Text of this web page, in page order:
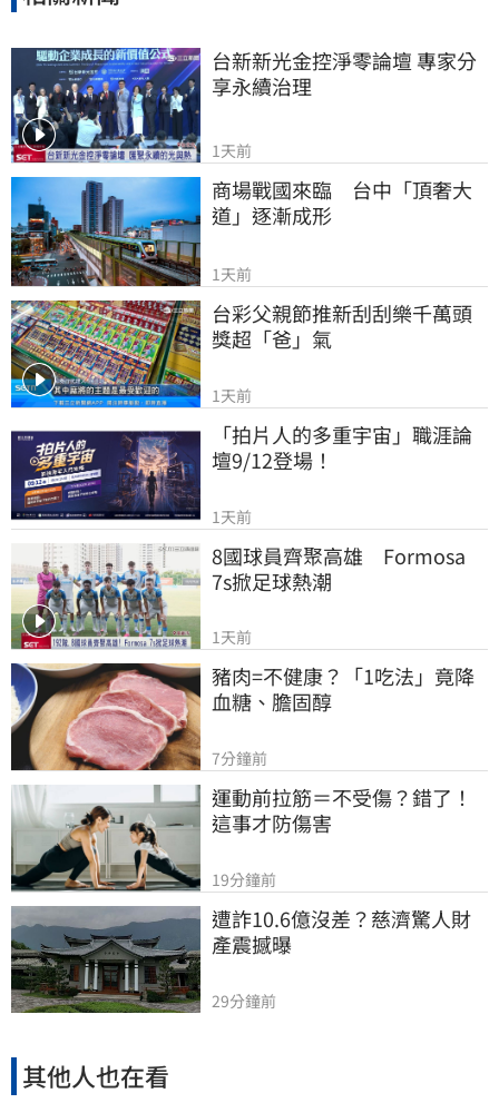
台新新光金控淨零論壇 專家分
享永續治理
1天前
商場戰國來臨　台中「頂奢大
道」逐漸成形
1天前
台彩父親節推新刮刮樂千萬頭
獎超「爸」氣
1天前
「拍片人的多重宇宙」職涯論
壇9/12登場！
1天前
8國球員齊聚高雄　Formosa
7s掀足球熱潮
1天前
豬肉=不健康？「1吃法」竟降
血糖、膽固醇
7分鐘前
運動前拉筋＝不受傷？錯了！
這事才防傷害
19分鐘前
遭詐10.6億沒差？慈濟驚人財
產震撼曝
29分鐘前
其他人也在看